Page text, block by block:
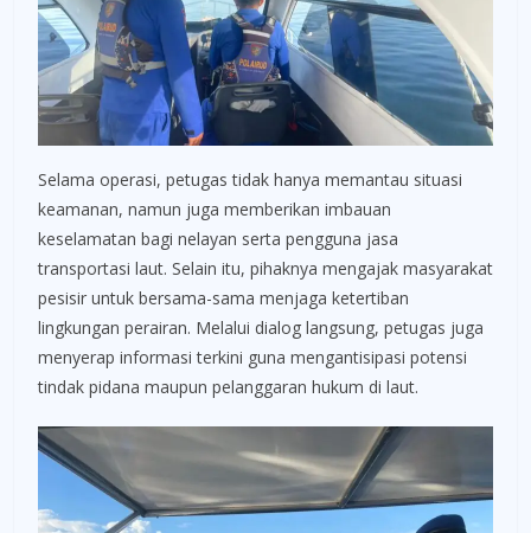
Selama operasi, petugas tidak hanya memantau situasi
keamanan, namun juga memberikan imbauan
keselamatan bagi nelayan serta pengguna jasa
transportasi laut. Selain itu, pihaknya mengajak masyarakat
pesisir untuk bersama-sama menjaga ketertiban
lingkungan perairan. Melalui dialog langsung, petugas juga
menyerap informasi terkini guna mengantisipasi potensi
tindak pidana maupun pelanggaran hukum di laut.